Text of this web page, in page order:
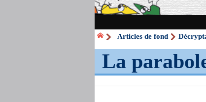
Articles de fond
La